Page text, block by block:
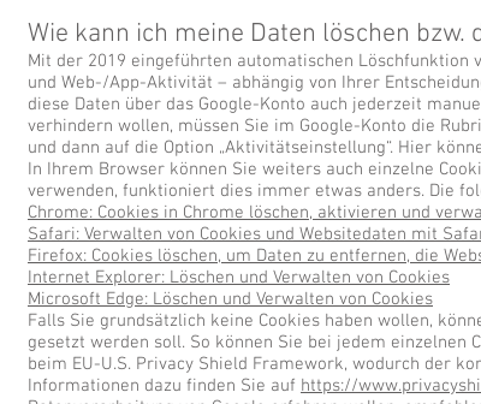
Wie kann ich meine Daten löschen
Mit der 2019 eingeführten automatischen
und Web-/App-Aktivität – abhängig von Ihrer
diese Daten über das Google-Konto auch jederzeit
verhindern wollen, müssen Sie im Google-Konto die
und dann auf die Option „Aktivitätseinstellung“. Hier
In Ihrem Browser können Sie weiters auch einzelne
verwenden, funktioniert dies immer etwas anders. Die
Chrome: Cookies in Chrome löschen, aktivieren und
Safari: Verwalten von Cookies und Websitedaten mit
Firefox: Cookies löschen, um Daten zu entfernen, die
Internet Explorer: Löschen und Verwalten von Cookies
Microsoft Edge: Löschen und Verwalten von Cookies
Falls Sie grundsätzlich keine Cookies haben wollen,
gesetzt werden soll. So können Sie bei jedem einzelnen
beim EU-U.S. Privacy Shield Framework, wodurch der
Informationen dazu finden Sie auf https://